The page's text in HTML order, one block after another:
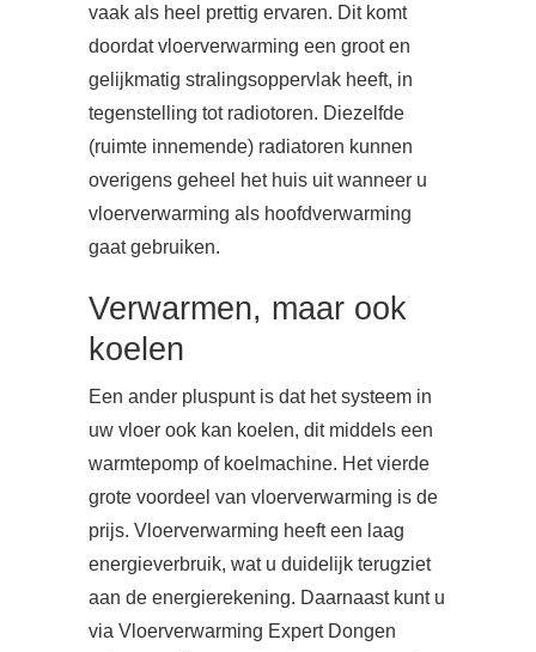
vaak als heel prettig ervaren. Dit komt
doordat vloerverwarming een groot en
gelijkmatig stralingsoppervlak heeft, in
tegenstelling tot radiotoren. Diezelfde
(ruimte innemende) radiatoren kunnen
overigens geheel het huis uit wanneer u
vloerverwarming als hoofdverwarming
gaat gebruiken.
Verwarmen, maar ook
koelen
Een ander pluspunt is dat het systeem in
uw vloer ook kan koelen, dit middels een
warmtepomp of koelmachine. Het vierde
grote voordeel van vloerverwarming is de
prijs. Vloerverwarming heeft een laag
energieverbruik, wat u duidelijk terugziet
aan de energierekening. Daarnaast kunt u
via Vloerverwarming Expert Dongen